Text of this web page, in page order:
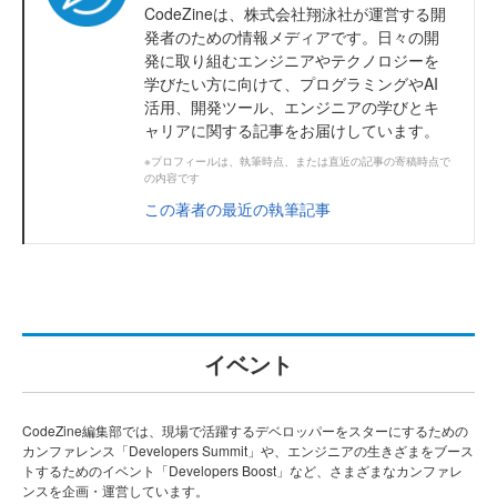
CodeZineは、株式会社翔泳社が運営する開
発者のための情報メディアです。日々の開
発に取り組むエンジニアやテクノロジーを
学びたい方に向けて、プログラミングやAI
活用、開発ツール、エンジニアの学びとキ
ャリアに関する記事をお届けしています。
※プロフィールは、執筆時点、または直近の記事の寄稿時点で
の内容です
この著者の最近の執筆記事
イベント
CodeZine編集部では、現場で活躍するデベロッパーをスターにするための
カンファレンス「Developers Summit」や、エンジニアの生きざまをブース
トするためのイベント「Developers Boost」など、さまざまなカンファレ
ンスを企画・運営しています。